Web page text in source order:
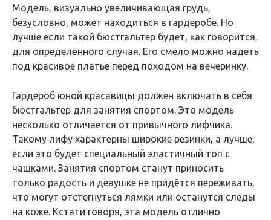
Модель, визуально увеличивающая грудь,
безусловно, может находиться в гардеробе. Но
лучше если такой бюстгальтер будет, как говорится,
для определённого случая. Его смело можно надеть
под красивое платье перед походом на вечеринку.
Гардероб юной красавицы должен включать в себя
бюстгальтер для занятия спортом. Это модель
несколько отличается от привычного лифчика.
Такому лифу характерны широкие резинки, а лучше,
если это будет специальный эластичный топ с
чашками. Занятия спортом станут приносить
только радость и девушке не придётся переживать,
что могут отстегнуться лямки или останутся следы
на коже. Кстати говоря, эта модель отлично